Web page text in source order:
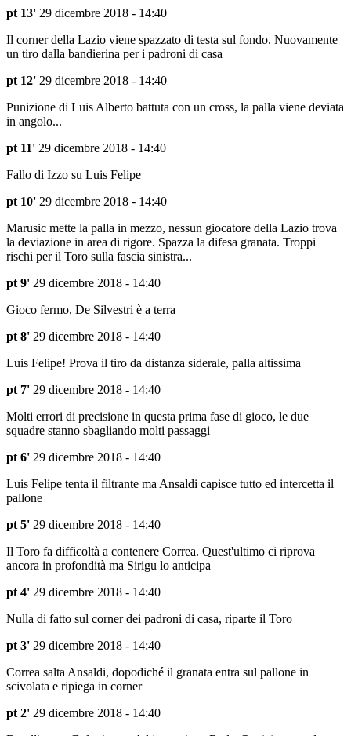
pt 13' 29 dicembre 2018 - 14:40
Il corner della Lazio viene spazzato di testa sul fondo. Nuovamente
un tiro dalla bandierina per i padroni di casa
pt 12' 29 dicembre 2018 - 14:40
Punizione di Luis Alberto battuta con un cross, la palla viene deviata
in angolo...
pt 11' 29 dicembre 2018 - 14:40
Fallo di Izzo su Luis Felipe
pt 10' 29 dicembre 2018 - 14:40
Marusic mette la palla in mezzo, nessun giocatore della Lazio trova
la deviazione in area di rigore. Spazza la difesa granata. Troppi
rischi per il Toro sulla fascia sinistra...
pt 9' 29 dicembre 2018 - 14:40
Gioco fermo, De Silvestri è a terra
pt 8' 29 dicembre 2018 - 14:40
Luis Felipe! Prova il tiro da distanza siderale, palla altissima
pt 7' 29 dicembre 2018 - 14:40
Molti errori di precisione in questa prima fase di gioco, le due
squadre stanno sbagliando molti passaggi
pt 6' 29 dicembre 2018 - 14:40
Luis Felipe tenta il filtrante ma Ansaldi capisce tutto ed intercetta il
pallone
pt 5' 29 dicembre 2018 - 14:40
Il Toro fa difficoltà a contenere Correa. Quest'ultimo ci riprova
ancora in profondità ma Sirigu lo anticipa
pt 4' 29 dicembre 2018 - 14:40
Nulla di fatto sul corner dei padroni di casa, riparte il Toro
pt 3' 29 dicembre 2018 - 14:40
Correa salta Ansaldi, dopodiché il granata entra sul pallone in
scivolata e ripiega in corner
pt 2' 29 dicembre 2018 - 14:40